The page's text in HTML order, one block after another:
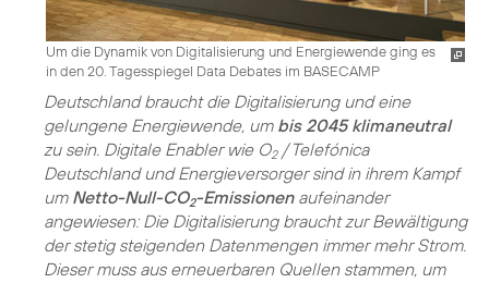
Um die Dynamik von Digitalisierung und Energiewende ging es
in den 20. Tagesspiegel Data Debates im BASECAMP
Deutschland braucht die Digitalisierung und eine
gelungene Energiewende, um bis 2045 klimaneutral
zu sein. Digitale Enabler wie O2/ Telefónica
Deutschland und Energieversorger sind in ihrem Kampf
um Netto-Null-CO2-Emissionenaufeinander
angewiesen: Die Digitalisierung braucht zur Bewältigung
der stetig steigenden Datenmengen immer mehr Strom.
Dieser muss aus erneuerbaren Quellen stammen, um